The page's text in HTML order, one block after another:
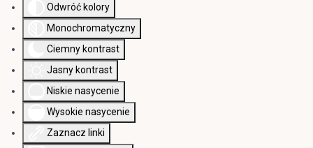
Odwróć kolory
Monochromatyczny
Ciemny kontrast
Jasny kontrast
Niskie nasycenie
Wysokie nasycenie
Zaznacz linki